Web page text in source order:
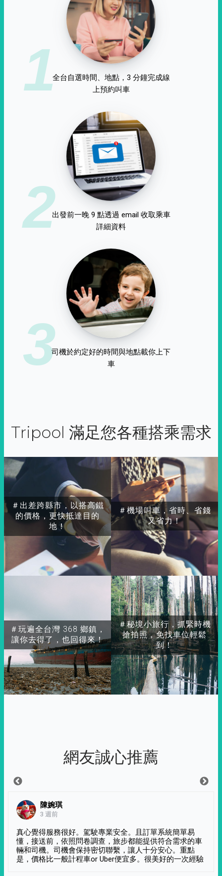
1全台自選時間、地點，3 分鐘完成線
上預約叫車
2出發前一晚 9 點透過 email 收取乘車
詳細資料
3司機於約定好的時間與地點載你上下
車
Tripool 滿足您各種搭乘需求
＃出差跨縣市，以搭高鐵
的價格，更快抵達目的
地！
＃玩遍全台灣 368 鄉鎮，
讓你去得了，也回得來！
＃秘境小旅行，抓緊時機
搶拍照，免找車位輕鬆
到！
＃機場叫車，省時、省錢
又省力！
網友誠心推薦
陳婉琪
3 週前
真心覺得服務很好。駕駛專業安全。且訂單系統簡單易
懂，接送前，依照問卷調查，旅步都能提供符合需求的車
輛和司機。司機會保持密切聯繫，讓人十分安心。重點
是，價格比一般計程車or Uber便宜多。很美好的一次經驗